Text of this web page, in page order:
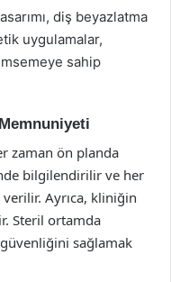
diş beyazlatma
uygulamalar,
sahip
zaman ön planda
bilgilendirilir ve her
Ayrıca, kliniğin
Steril ortamda
sağlamak